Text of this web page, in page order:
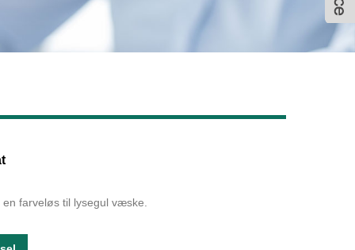
farveløs til lysegul væske.